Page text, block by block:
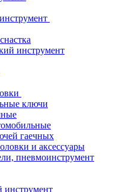
инструмент
ключи
гаечных
и аксессуары
пневмоинструмент